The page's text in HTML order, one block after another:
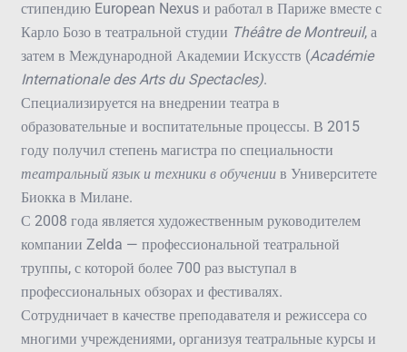
стипендию European Nexus и работал в Париже вместе с
Карло Бозо в театральной студии ThéâtredeMontreuil, а
затем в Международной Академии Искусств (Académie
InternationaledesArtsduSpectacles).
Специализируется на внедрении театра в
образовательные и воспитательные процессы. В 2015
году получил степень магистра по специальности
театральный язык и техники в обучениив Университете
Биокка в Милане.
С 2008 года является художественным руководителем
компании Zelda — профессиональной театральной
труппы, с которой более 700 раз выступал в
профессиональных обзорах и фестивалях.
Сотрудничает в качестве преподавателя и режиссера со
многими учреждениями, организуя театральные курсы и